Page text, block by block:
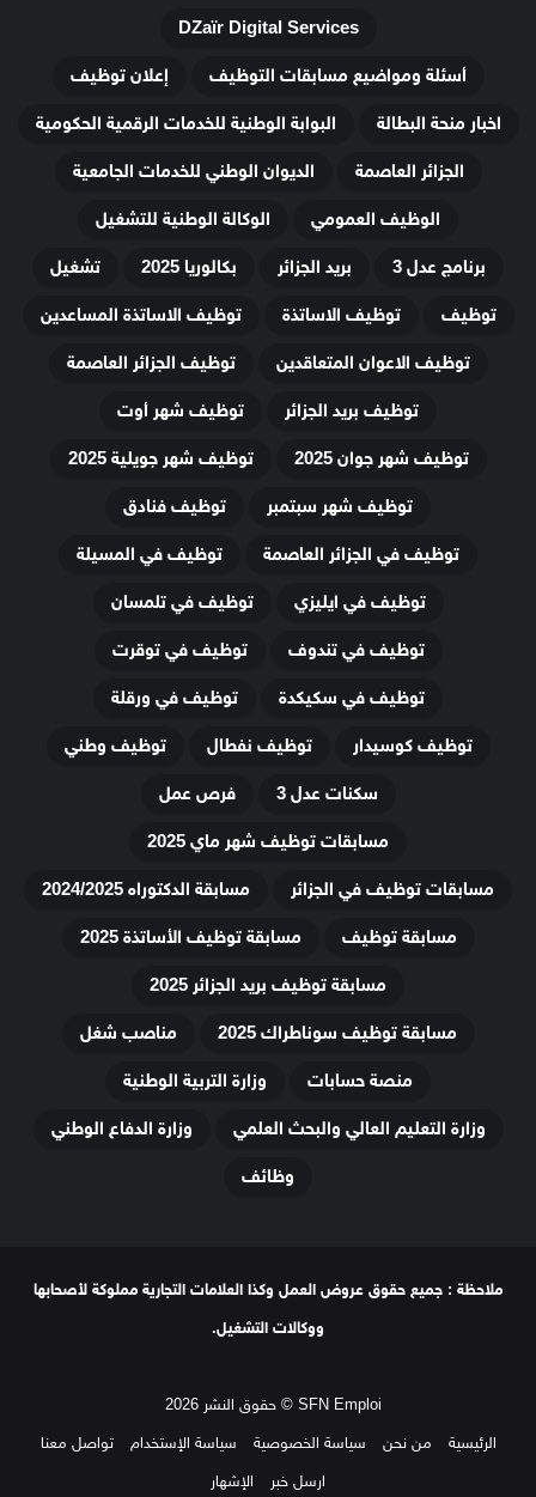
DZaïr Digital Services
أسئلة ومواضيع مسابقات التوظيف
إعلان توظيف
اخبار منحة البطالة
البوابة الوطنية للخدمات الرقمية الحكومية
الجزائر العاصمة
الديوان الوطني للخدمات الجامعية
الوظيف العمومي
الوكالة الوطنية للتشغيل
برنامج عدل 3
بريد الجزائر بكالوريا 2025
تشغيل
توظيف
توظيف الاساتذة
توظيف الاساتذة المساعدين
توظيف الاعوان المتعاقدين
توظيف الجزائر العاصمة
توظيف بريد الجزائر
توظيف شهر أوت
توظيف شهر جوان 2025
توظيف شهر جويلية 2025
توظيف شهر سبتمبر
توظيف فنادق
توظيف في الجزائر العاصمة
توظيف في المسيلة
توظيف في ايليزي
توظيف في تلمسان
توظيف في تندوف
توظيف في توقرت
توظيف في سكيكدة
توظيف في ورقلة
توظيف كوسيدار
توظيف نفطال
توظيف وطني
سكنات عدل 3
فرص عمل
مسابقات توظيف شهر ماي 2025
مسابقات توظيف في الجزائر
مسابقة الدكتوراه 2024/2025
مسابقة توظيف
مسابقة توظيف الأساتذة 2025
مسابقة توظيف بريد الجزائر 2025
مسابقة توظيف سوناطراك 2025
مناصب شغل
منصة حسابات
وزارة التربية الوطنية
وزارة التعليم العالي والبحث العلمي
وزارة الدفاع الوطني
وظائف
ملاحظة : جميع حقوق عروض العمل وكذا العلامات التجارية مملوكة لأصحابها
ووكالات التشغيل.
SFN Emploi © حقوق النشر 2026
الرئيسية
من نحن سياسة الخصوصية سياسة الإستخدام
تواصل معنا
ارسل خبر
الإشهار